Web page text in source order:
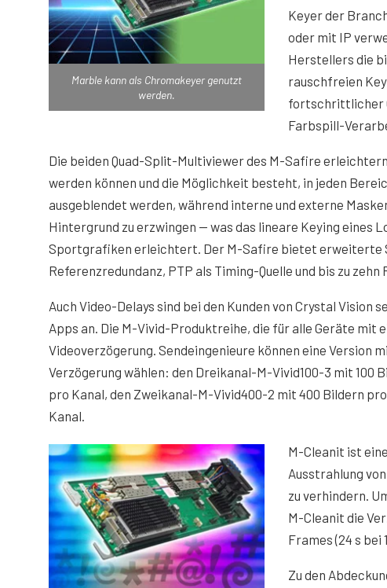
Marble kann als Chromakeyer genutzt
werden.
Keyer der
oder mit IP
Herstellers die
rauschfreien
fortschrittlicher
Farbspill-
Die beiden Quad-Split-Multiviewer des M-Safire
werden können und die Möglichkeit besteht, in jeden
ausgeblendet werden, während interne und externe
Hintergrund zu erzwingen — was das lineare Keying eines
Sportgrafiken erleichtert. Der M-Safire bietet erweiterte
Referenzredundanz, PTP als Timing-Quelle und bis zu
Auch Video-Delays sind bei den Kunden von Crystal
Apps an. Die M-Vivid-Produktreihe, die für alle Geräte mit
Videoverzögerung. Sendeingenieure können eine Version
Verzögerung wählen: den Dreikanal-M-Vivid100-3 mit
pro Kanal, den Zweikanal-M-Vivid400-2 mit 400 Bildern
Kanal.
M-Cleanit ist
Ausstrahlung
zu verhindern.
M-Cleanit die
Frames (24 s bei
Zu den